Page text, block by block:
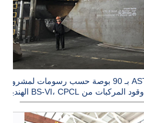
أكواع مواسير ASTM A234 WPB-W بـ 90 بوصة حسب رسومات لمشروع
وقود المركبات من BS-VI، CPCL الهندية